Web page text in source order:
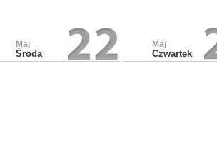
Maj
Środa
Maj
Czwartek